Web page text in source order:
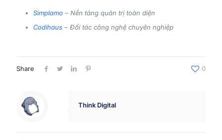
Simplamo– Nền tảng quản trị toàn diện
Codihaus– Đối tác công nghệ chuyên nghiệp
Share 0
Think Digital